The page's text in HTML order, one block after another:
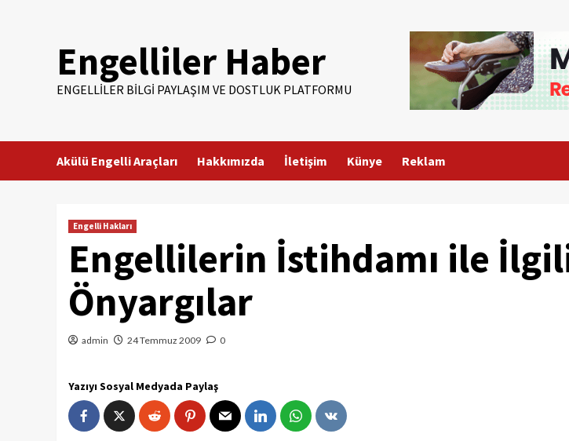
Engelliler Haber
ENGELLILER BILGI PAYLAŞIM VE DOSTLUK PLATFORMU
Akülü Engelli Araçları Hakkımızda İletişim Künye Reklam
Engelli Hakları
Engellilerin İstihdamı ile
Önyargılar
admin 24 Temmuz 2009 0
Yazıyı Sosyal Medyada Paylaş